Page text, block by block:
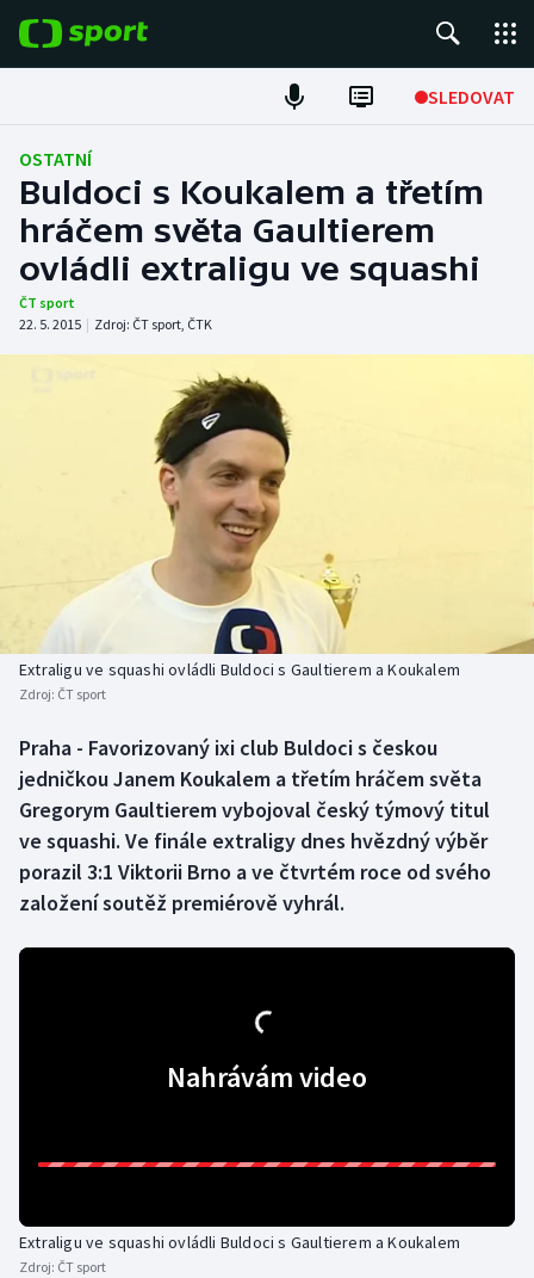
SLEDOVAT
Fotbal
Hokej
Tenis
Atletika
Americký fotbal
Baseball a softbal
Basketbal
Biatlon
Box
Curling
Dostihy
Florbal
Jezdectví
NEPŘEHLÉDNĚTE
Historické návraty
Aplikace ČT sport
OSTATNÍ
Buldoci s Koukalem a třetím
hráčem světa Gaultierem
ovládli extraligu ve squashi
ČT sport
22. 5. 2015 | Zdroj: ČT sport, ČTK
Extraligu ve squashi ovládli Buldoci s Gaultierem a Koukalem
Zdroj: ČT sport
Praha - Favorizovaný ixi club Buldoci s českou
jedničkou Janem Koukalem a třetím hráčem světa
Gregorym Gaultierem vybojoval český týmový titul
ve squashi. Ve finále extraligy dnes hvězdný výběr
porazil 3:1 Viktorii Brno a ve čtvrtém roce od svého
založení soutěž premiérově vyhrál.
Nahrávám video
Extraligu ve squashi ovládli Buldoci s Gaultierem a Koukalem
Zdroj: ČT sport